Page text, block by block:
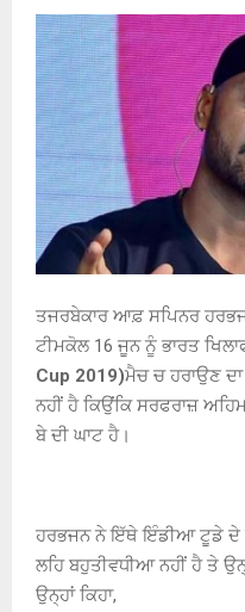
ਤਜਰਬੇਕਾਰ ਆਫ਼ ਸਪਿਨਰ
ਟੀਮਕੋਲ 16 ਜੂਨ ਨੂੰ ਭਾਰਤ
Cup 2019)ਮੈਚ ਚ ਹਰਾਉਣ
ਨਹੀਂ ਹੈ ਕਿਉਂਕਿ ਸਰਫਰਾਜ਼
ਬੇ ਦੀ ਘਾਟ ਹੈ।
ਹਰਭਜਨ ਨੇ ਇੱਥੇ ਇੰਡੀਆ ਟੂਡੇ ਦੇ
ਲਹਿ ਬਹੁਤੀਵਧੀਆ ਨਹੀਂ ਹੈ ਤੇ
ਉਨ੍ਹਾਂ ਕਿਹਾ,